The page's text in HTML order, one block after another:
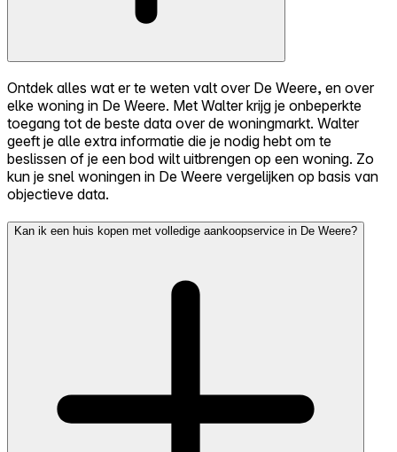
Ontdek alles wat er te weten valt over De Weere, en over
elke woning in De Weere. Met Walter krijg je onbeperkte
toegang tot de beste data over de woningmarkt. Walter
geeft je alle extra informatie die je nodig hebt om te
beslissen of je een bod wilt uitbrengen op een woning. Zo
kun je snel woningen in De Weere vergelijken op basis van
objectieve data.
Kan ik een huis kopen met volledige aankoopservice in De Weere?